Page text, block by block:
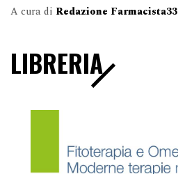
A cura di Redazione Farmacista33
LIBRERIA